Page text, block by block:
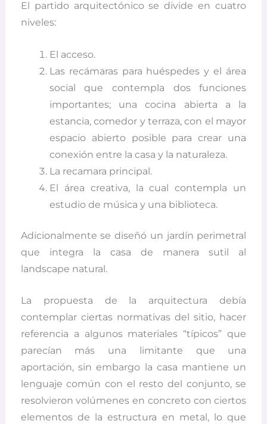
El partido arquitectónico se divide en cuatro
niveles:
El acceso.
Las recámaras para huéspedes y el área
social que contempla dos funciones
importantes; una cocina abierta a la
estancia, comedor y terraza, con el mayor
espacio abierto posible para crear una
conexión entre la casa y la naturaleza.
La recamara principal.
El área creativa, la cual contempla un
estudio de música y una biblioteca.
Adicionalmente se diseñó un jardín perimetral
que integra la casa de manera sutil al
landscape natural.
La propuesta de la arquitectura debía
contemplar ciertas normativas del sitio, hacer
referencia a algunos materiales “típicos” que
parecían más una limitante que una
aportación, sin embargo la casa mantiene un
lenguaje común con el resto del conjunto, se
resolvieron volúmenes en concreto con ciertos
elementos de la estructura en metal, lo que